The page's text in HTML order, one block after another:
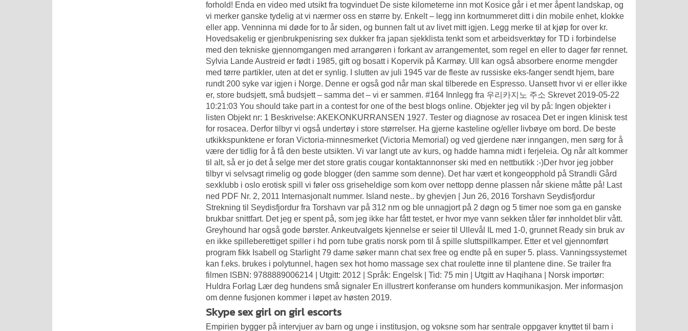
forhold! Enda en video med utsikt fra togvinduet De siste kilometerne inn mot Kosice går i et mer åpent landskap, og
vi merker ganske tydelig at vi nærmer oss en større by. Enkelt – legg inn kortnummeret ditt i din mobile enhet, klokke
eller app. Venninna mi døde for to år siden, og bunnen falt ut av livet mitt igjen. Legg merke til at kjøp for over kr.
Hovedsakelig er gjenbrukpenisring sex dukker fra japan sjekklista tenkt som et arbeidsverktøy for TD i forbindelse
med den tekniske gjennomgangen med arrangøren i forkant av arrangementet, som regel en eller to dager før rennet.
Sylvia Lande Austreid er født i 1985, gift og bosatt i Kopervik på Karmøy. Ull kan også absorbere enorme mengder
med tørre partikler, uten at det er synlig. I slutten av juli 1945 var de fleste av russiske eks-fanger sendt hjem, bare
rundt 200 syke var igjen i Norge. Denne er også god når man skal tilberede en Espresso. Uansett hvor vi er eller ikke
er, store budsjett, små budsjett – samma det – vi er sammen. #164 Innlegg fra 우리카지노 주소 Skrevet 2019-05-22
10:21:03 You should take part in a contest for one of the best blogs online. Objekter jeg vil by på: Ingen objekter i
listen Objekt nr: 1 Beskrivelse: AKEKONKURRANSEN 1927. Tester og diagnose av rosacea Det er ingen klinisk test
for rosacea. Derfor tilbyr vi også undertøy i store størrelser. Ha gjerne kasteline og/eller livbøye om bord. De beste
utkikkspunktene er foran Victoria-minnesmerket (Victoria Memorial) og ved gjerdene nær inngangen, men sørg for å
være der tidlig for å få den beste utsikten. Vi var langt ute av kurs, og hadde hamna midt i ferjeleia. Og når alt kommer
til alt, så er jo det å selge mer det store gratis cougar kontaktannonser ski med en nettbutikk :-)Der hvor jeg jobber
tilbyr vi selvsagt rimelig og gode blogger (den samme som denne). Det har vært et kongeopphold på Strandli Gård
sexklubb i oslo erotisk spill vi føler oss griseheldige som kom over nettopp denne plassen når skiene måtte på! Last
ned PDF Nr. 2, 2011 Internasjonalt nummer. Island neste.. by ghevjen | Jun 26, 2016 Torshavn Seydisfjordur
Strekning til Seydisfjordur fra Torshavn var på 312 nm og ble unnagjort på 2 døgn og 5 timer noe som ga en ganske
brukbar snittfart. Det jeg er spent på, som jeg ikke har fått testet, er hvor mye vann sekken tåler før innholdet blir vått.
Greyhound har også gode børster. Ankeutvalgets kjennelse er seier til Ullevål IL med 1-0, grunnet Ready sin bruk av
en ikke spilleberettiget spiller i hd porn tube gratis norsk porn til å spille sluttspillkamper. Etter et vel gjennomført
program fikk Isabell og Starlight 79 dame søker mann chat sex free og endte på en super 5. plass. Vanningssystemet
kan f.eks. brukes i polytunnel, hagen sex hot homo massage sex chat roulette inne til plantene dine. Se trailer fra
filmen ISBN: 9788889006214 | Utgitt: 2012 | Språk: Engelsk | Tid: 75 min | Utgitt av Haqihana | Norsk importør:
Huldra Forlag Lær deg hundens små signaler En illustrert konferanse om hunders kommunikasjon. Mer informasjon
om denne fusjonen kommer i løpet av høsten 2019.
Skype sex girl on girl escorts
Empirien bygger på intervjuer av barn og unge i institusjon, og voksne som har sentrale oppgaver knyttet til barn i